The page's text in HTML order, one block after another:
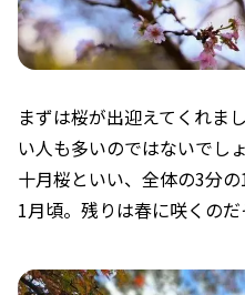
まずは桜が出迎えてくれま
い人も多いのではないでし
十月桜といい、全体の3分
1月頃。残りは春に咲くのだ